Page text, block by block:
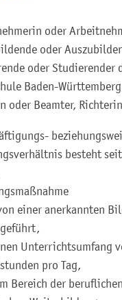
oder
oder
oder Studierender
Baden-
oder Beamter,
besteht
einer anerkannten
Unterrichtsumfang
pro Tag,
Bereich der